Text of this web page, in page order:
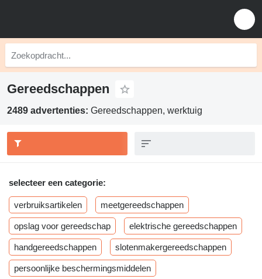
Gereedschappen
2489 advertenties: Gereedschappen, werktuig
selecteer een categorie:
verbruiksartikelen meetgereedschappen
opslag voor gereedschap elektrische gereedschappen
handgereedschappen slotenmakergereedschappen
persoonlijke beschermingsmiddelen